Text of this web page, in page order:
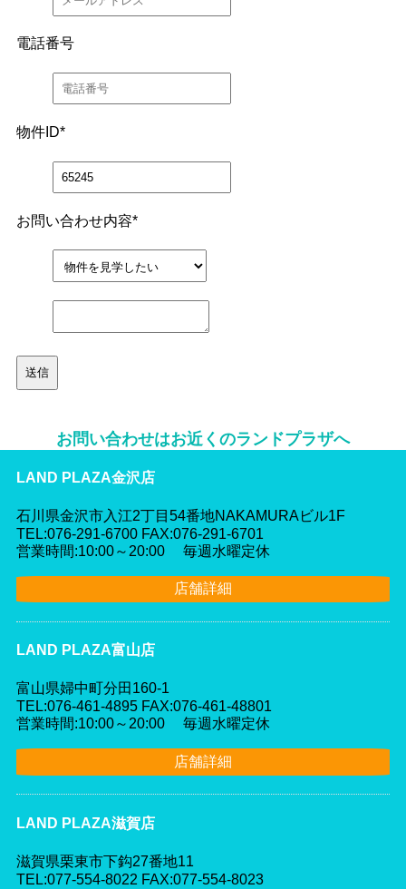
電話番号
物件ID*
お問い合わせ内容*
お問い合わせはお近くのランドプラザへ
LAND PLAZA金沢店
石川県金沢市入江2丁目54番地NAKAMURAビル1F
TEL:076-291-6700 FAX:076-291-6701
営業時間:10:00～20:00 毎週水曜定休
店舗詳細
LAND PLAZA富山店
富山県婦中町分田160-1
TEL:076-461-4895 FAX:076-461-48801
営業時間:10:00～20:00 毎週水曜定休
店舗詳細
LAND PLAZA滋賀店
滋賀県栗東市下鈎27番地11
TEL:077-554-8022 FAX:077-554-8023